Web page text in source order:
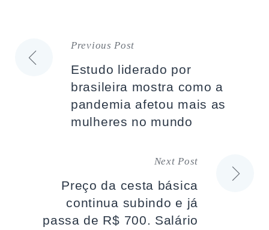
Navegação
artigos
Previous Post
Estudo liderado por
brasileira mostra como a
pandemia afetou mais as
mulheres no mundo
Next Post
Preço da cesta básica
continua subindo e já
passa de R$ 700. Salário